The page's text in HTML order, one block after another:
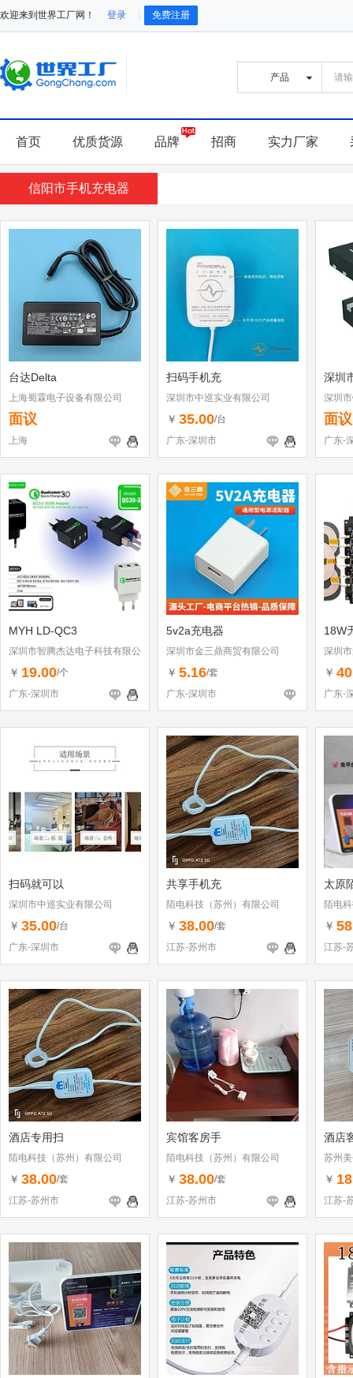
欢迎来到世界工厂网！ 登录 免费注册
首页 优质货源 品牌 招商 实力厂家
信阳市手机充电器
台达Delta
上海蜀霖电子设备有限公司
面议
上海
扫码手机充
深圳市中巡实业有限公司
￥ 35.00/台
广东-深圳市
深圳
深圳
面议
广东-
MYH LD-QC3
深圳市智腾杰达电子科技有限公
司
￥ 19.00/个
广东-深圳市
5v2a充电器
深圳市金三鼎商贸有限公司
￥ 5.16/套
广东-深圳市
18W
深圳
￥
广东-
扫码就可以
深圳市中巡实业有限公司
￥ 35.00/台
广东-深圳市
共享手机充
陌电科技（苏州）有限公司
￥ 38.00/套
江苏-苏州市
太原
陌电
￥
江苏-
酒店专用扫
陌电科技（苏州）有限公司
￥ 38.00/套
江苏-苏州市
宾馆客房手
陌电科技（苏州）有限公司
￥ 38.00/套
江苏-苏州市
酒店
苏州
￥
江苏-